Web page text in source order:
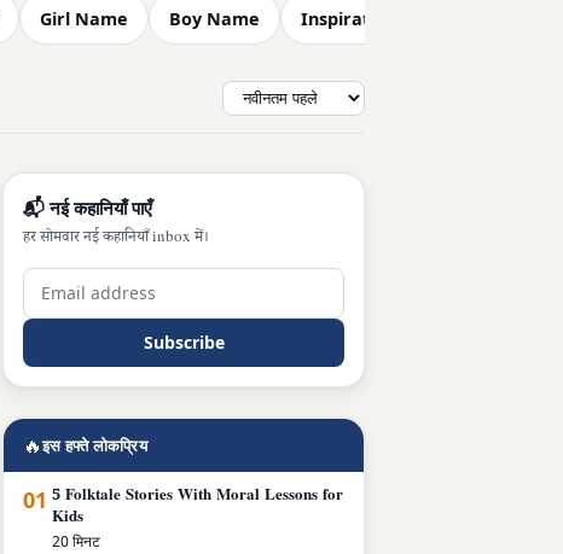
Girl Name Boy Name Inspiration Story
📬 नई कहानियाँ पाएँ
हर सोमवार नई कहानियाँ inbox में।
Subscribe
🔥इस हफ्ते लोकप्रिय
01 5 Folktale Stories With Moral Lessons for
Kids
20 मिनट